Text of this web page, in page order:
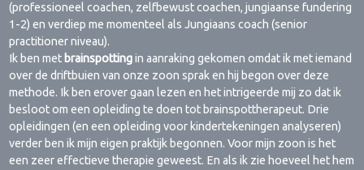
(professioneel coachen, zelfbewust coachen, jungiaanse fundering
1-2) en verdiep me momenteel als Jungiaans coach (senior
practitioner niveau).
Ik ben met brainspottingin aanraking gekomen omdat ik met iemand
over de driftbuien van onze zoon sprak en hij begon over deze
methode. Ik ben erover gaan lezen en het intrigeerde mij zo dat ik
besloot om een opleiding te doen tot brainspottherapeut. Drie
opleidingen (en een opleiding voor kindertekeningen analyseren)
verder ben ik mijn eigen praktijk begonnen. Voor mijn zoon is het
een zeer effectieve therapie geweest. En als ik zie hoeveel het hem